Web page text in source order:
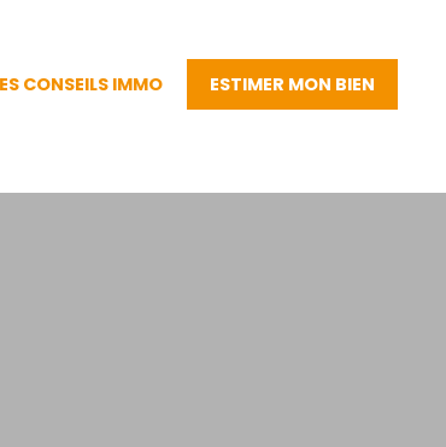
CONSEILS IMMO ESTIMER MON BIEN